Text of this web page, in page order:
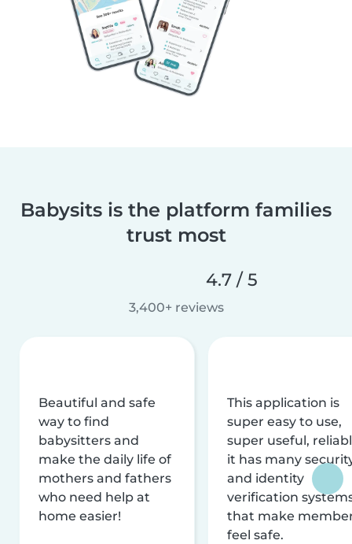
Babysits is the platform families
trust most
4.7 / 5
3,400+ reviews
Beautiful and safe
way to find
babysitters and
make the daily life of
mothers and fathers
who need help at
home easier!
This application is
super easy to use,
super useful,
it has many
and identity
verification
that make
feel safe.